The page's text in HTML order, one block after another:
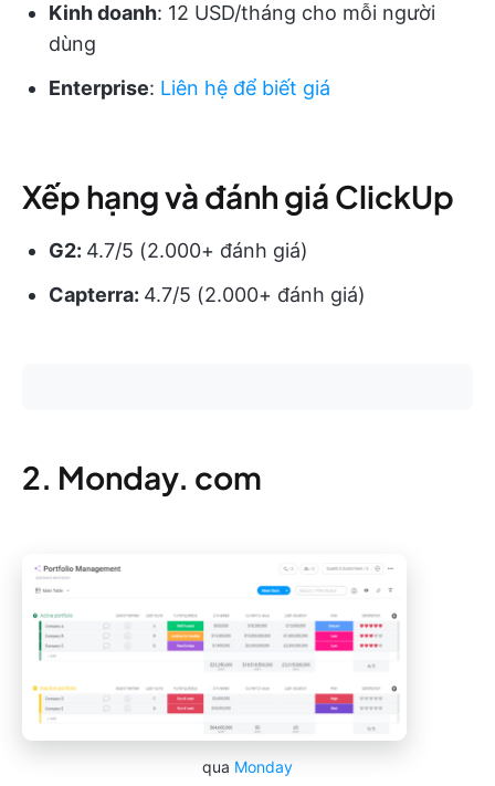
Kinh doanh: 12 USD/tháng cho mỗi người
dùng
Enterprise: Liên hệ để biết giá
Xếp hạng và đánh giá ClickUp
G2: 4.7/5 (2.000+ đánh giá)
Capterra: 4.7/5 (2.000+ đánh giá)
2. Monday. com
qua Monday